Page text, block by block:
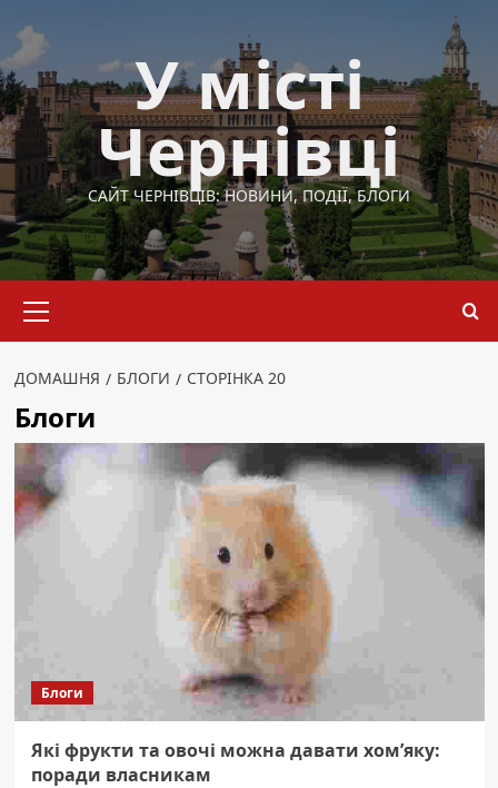
до
вмісту
У місті
Чернівці
САЙТ ЧЕРНІВЦІВ: НОВИНИ, ПОДІЇ, БЛОГИ
меню
ДОМАШНЯ БЛОГИ СТОРІНКА 20
Блоги
Блоги
Які фрукти та овочі можна давати хом’яку:
поради власникам